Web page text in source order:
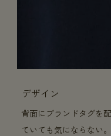
デザイン
背面にブランドタグを
ていても気にならない。